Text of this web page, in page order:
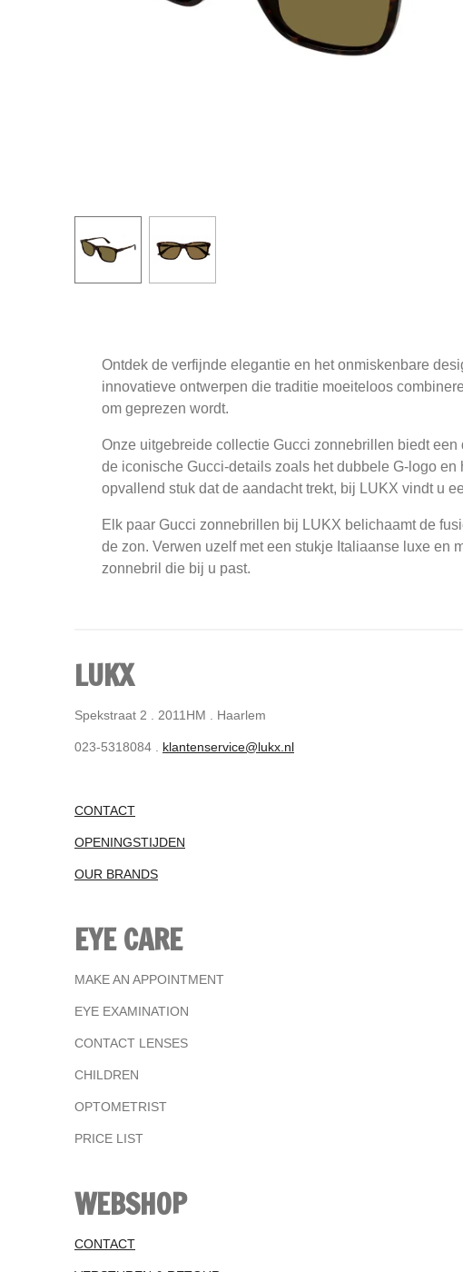
Ontdek de verfijnde elegantie en het onmiskenbare
innovatieve ontwerpen die traditie moeiteloos
om geprezen wordt.
Onze uitgebreide collectie Gucci zonnebrillen biedt
de iconische Gucci-details zoals het dubbele G-logo
opvallend stuk dat de aandacht trekt, bij LUKX vindt u
Elk paar Gucci zonnebrillen bij LUKX belichaamt de
de zon. Verwen uzelf met een stukje Italiaanse luxe en
zonnebril die bij u past.
LUKX
Spekstraat 2 . 2011HM . Haarlem
023-5318084 . klantenservice@lukx.nl
CONTACT
OPENINGSTIJDEN
OUR BRANDS
EYE CARE
MAKE AN APPOINTMENT
EYE EXAMINATION
CONTACT LENSES
CHILDREN
OPTOMETRIST
PRICE LIST
WEBSHOP
CONTACT